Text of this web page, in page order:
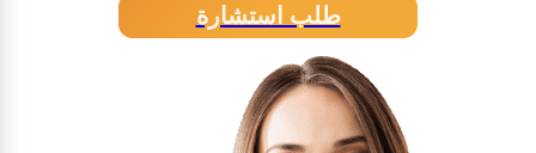
طلب استشارة